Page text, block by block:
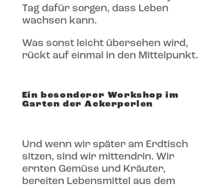
Tag dafür sorgen, dass Leben
wachsen kann.
Was sonst leicht übersehen wird,
rückt auf einmal in den Mittelpunkt.
Ein besonderer Workshop im
Garten der Ackerperlen
Und wenn wir später am Erdtisch
sitzen, sind wir mittendrin. Wir
ernten Gemüse und Kräuter,
bereiten Lebensmittel aus dem